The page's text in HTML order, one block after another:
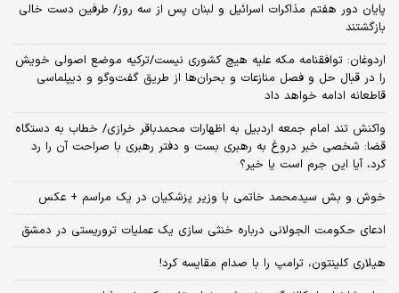
پایان دور هفتم مذاکرات اسرائیل و لبنان پس از سه روز/ طرفین دست خالی
بازگشتند
اردوغان: توافقنامه مکه علیه هیچ کشوری نیست/ترکیه موضع اصولی خویش
را در قبال حل و فصل منازعات و بحران‌ها از طریق گفت‌وگو و دیپلماسی
قاطعانه ادامه خواهد داد
واکنش تند امام جمعه اردبیل به اظهارات محمدباقر خرازی/ خطاب به دستگاه
قضا: شخصی خبر دروغ به رهبری بست و دفتر رهبری با صراحت آن را رد
کرد، آیا این جرم است یا خیر؟
خوش و بش سیدمحمد خاتمی با وزیر پزشکیان در یک مراسم + عکس
ادعای حکومت الجولانی درباره خنثی سازی یک عملیات تروریستی در دمشق
هیلاری کلینتون، ترامپ را با صدام مقایسه کرد!